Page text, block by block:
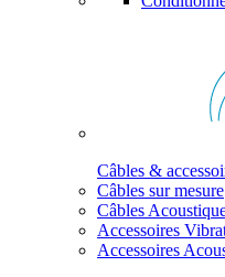
Câbles &
Câbles sur mesure
Câbles
Accessoires
Accessoires